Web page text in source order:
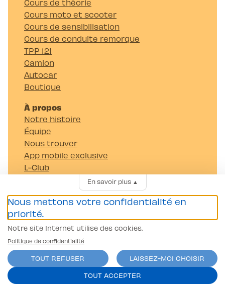
Cours de théorie
Cours moto et scooter
Cours de sensibilisation
Cours de conduite remorque
TPP 121
Camion
Autocar
Boutique
À propos
Notre histoire
Équipe
Nous trouver
App mobile exclusive
L-Club
Nous contacter
Partenariats & Entreprises
Tarifs
Rapport des activités de l'entreprise
Carrières
Passer mon permis
Permis Voiture (B)
En savoir plus▲
Nous mettons votre confidentialité en
priorité.
Notre site Internet utilise des cookies.
Politique de confidentialité
TOUT REFUSER
LAISSEZ-MOI CHOISIR
TOUT ACCEPTER